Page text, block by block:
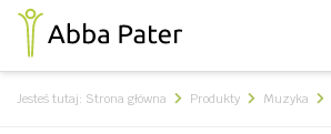
Jesteś tutaj: Strona główna Produkty Muzyka